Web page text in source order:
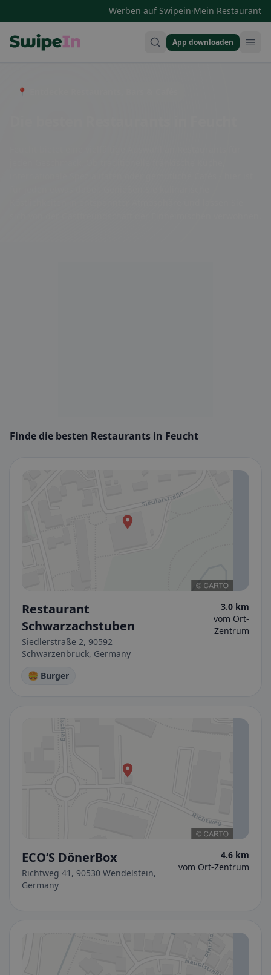
Werben auf Swipein·Mein Restaurant
App downloaden
📍 Entdecke Restaurants, Bars & Cafés
Finde die besten Restaurants in Feucht
Restaurant
Schwarzachstuben
Siedlerstraße 2, 90592
Schwarzenbruck, Germany
3.0 km
vom Ort-
Zentrum
🍔 Burger
ECO‘S DönerBox
Richtweg 41, 90530 Wendelstein,
Germany
4.6 km
vom Ort-Zentrum